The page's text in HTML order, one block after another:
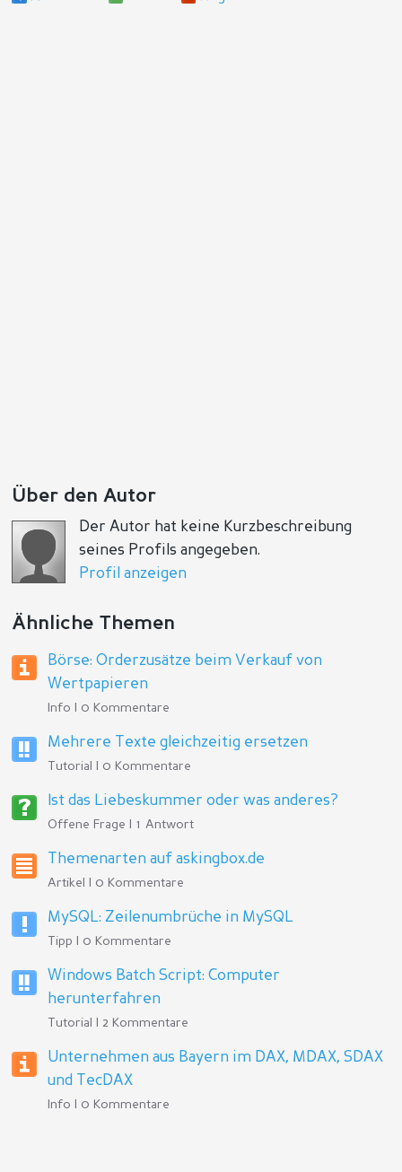
Über den Autor
Der Autor hat keine Kurzbeschreibung
seines Profils angegeben.
Profil anzeigen
Ähnliche Themen
Börse: Orderzusätze beim Verkauf von
Wertpapieren
Info | 0 Kommentare
Mehrere Texte gleichzeitig ersetzen
Tutorial | 0 Kommentare
Ist das Liebeskummer oder was anderes?
Offene Frage | 1 Antwort
Themenarten auf askingbox.de
Artikel | 0 Kommentare
MySQL: Zeilenumbrüche in MySQL
Tipp | 0 Kommentare
Windows Batch Script: Computer
herunterfahren
Tutorial | 2 Kommentare
Unternehmen aus Bayern im DAX, MDAX, SDAX
und TecDAX
Info | 0 Kommentare